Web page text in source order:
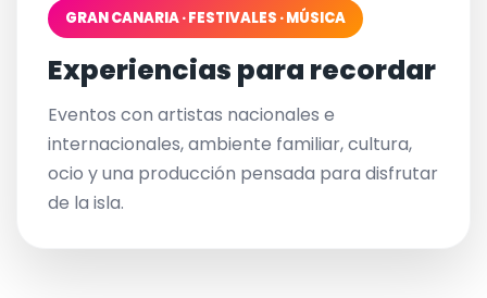
GRAN CANARIA · FESTIVALES · MÚSICA
Experiencias para recordar
Eventos con artistas nacionales e
internacionales, ambiente familiar, cultura,
ocio y una producción pensada para disfrutar
de la isla.